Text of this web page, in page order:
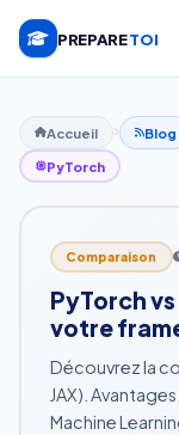
PREPARETOI
Accueil Blog
PyTorch
Comparaison
PyTorch
votre
Découvrez la
JAX).
Machine